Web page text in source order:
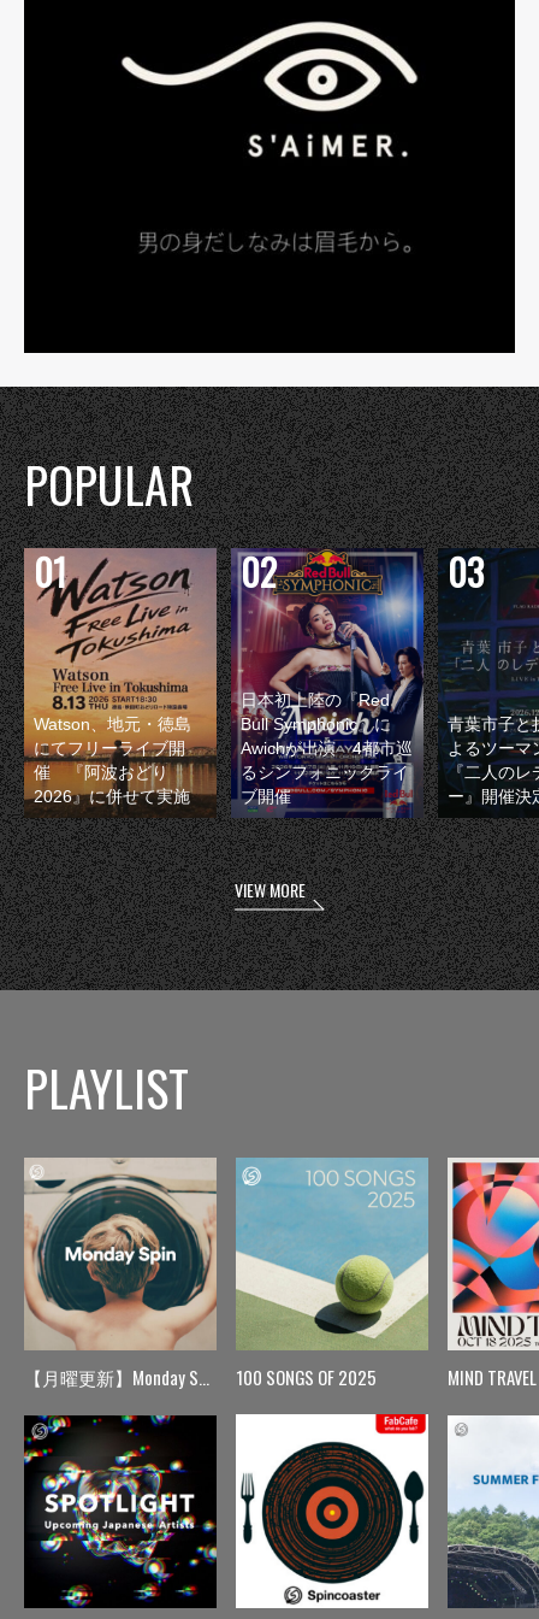
POPULAR
Watson、地元・徳島
にてフリーライブ開
催 『阿波おどり
2026』に併せて実施
日本初上陸の『Red
Bull Symphonic』に
Awichが出演 4都市巡
るシンフォニックライ
ブ開催
青葉市子と
よるツーマ
『二人のレ
ー』開催決
VIEW MORE
PLAYLIST
【月曜更新】Monday Spin 100 SONGS OF 2025 MIND TRAVEL